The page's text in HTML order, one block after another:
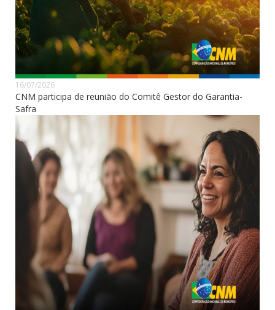
16/07/2026
CNM participa de reunião do Comitê Gestor do Garantia-
Safra